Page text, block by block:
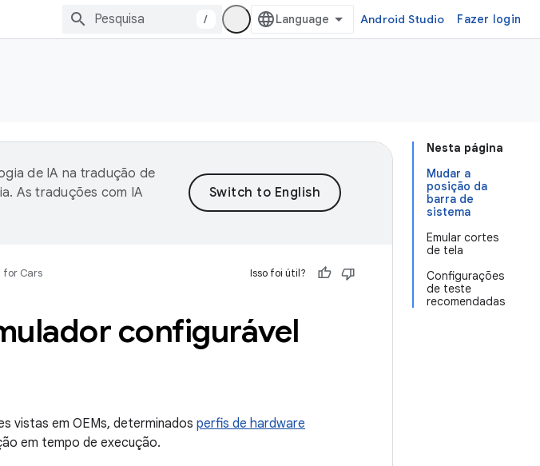
/ Android Studio Fazer login
Nesta página
Mudar a
posição da
barra de
sistema
Emular cortes
de tela
Configurações
de teste
recomendadas
de IA na tradução de
As traduções com IA
for Cars Isso foi útil?
configurável
vistas em OEMs, determinados perfis de hardware
em tempo de execução.